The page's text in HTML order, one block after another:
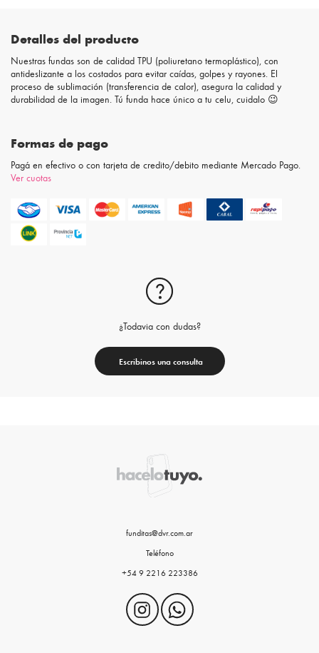
Detalles del producto
Nuestras fundas son de calidad TPU (poliuretano termoplástico), con
antideslizante a los costados para evitar caídas, golpes y rayones. El
proceso de sublimación (transferencia de calor), asegura la calidad y
durabilidad de la imagen. Tú funda hace único a tu celu, cuidalo 😉
Formas de pago
Pagá en efectivo o con tarjeta de credito/debito mediante Mercado Pago.
Ver cuotas
¿Todavia con dudas?
Escribinos una consulta
funditas@dvr.com.ar
Teléfono
+54 9 2216 223386